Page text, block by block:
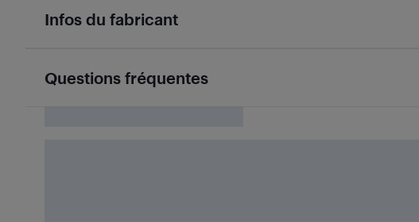
Infos du fabricant
Questions fréquentes